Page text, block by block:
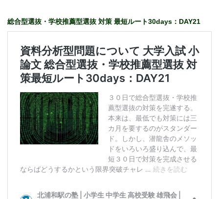
総合型選抜・学校推薦型選抜 対策 最短ルート30days：DAY21